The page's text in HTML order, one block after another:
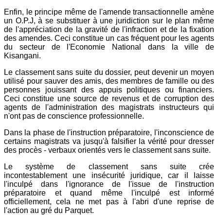
Enfin, le principe même de l'amende transactionnelle amène
un O.P.J, à se substituer à une juridiction sur le plan même
de l'appréciation de la gravité de l'infraction et de la fixation
des amendes. Ceci constitue un cas fréquent pour les agents
du secteur de l'Economie National dans la ville de
Kisangani.
Le classement sans suite du dossier, peut devenir un moyen
utilisé pour sauver des amis, des membres de famille ou des
personnes jouissant des appuis politiques ou financiers.
Ceci constitue une source de revenus et de corruption des
agents de l'administration des magistrats instructeurs qui
n'ont pas de conscience professionnelle.
Dans la phase de l'instruction préparatoire, l'inconscience de
certains magistrats va jusqu'à falsifier la vérité pour dresser
des procès - verbaux orientés vers le classement sans suite.
Le système de classement sans suite crée
incontestablement une insécurité juridique, car il laisse
l'inculpé dans l'ignorance de l'issue de l'instruction
préparatoire et quand même l'inculpé est informé
officiellement, cela ne met pas à l'abri d'une reprise de
l'action au gré du Parquet.